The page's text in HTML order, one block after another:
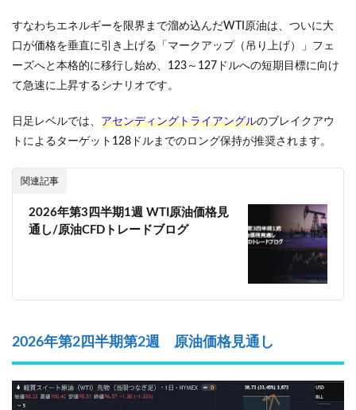
すなわちエネルギーを限界まで溜め込んだWTI原油は、ついに大
口が価格を垂直に引き上げる「マークアップ（吊り上げ）」フェ
ーズへと本格的に移行し始め、123～127ドルへの短期目標に向け
て急速に上昇するシナリオです。
日足レベルでは、 アセンディングトライアングルのブレイクアウ
トによるターゲット128ドルまでのロング保持が推奨されます。
関連記事
2026年第3四半期1週 WTI原油価格見
通し/原油CFDトレードブログ
2026年第2四半期第2週 原油価格見通し